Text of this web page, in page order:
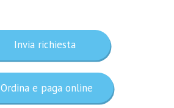
Invia richiesta
Ordina e paga online